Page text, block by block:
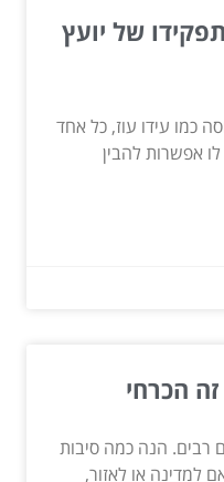
של יועץ
כמו עידו עוז, כל אחד
אפשרות להבין
הכרחי
רבים. הנה כמה סיבות
למדינה או לאזור,